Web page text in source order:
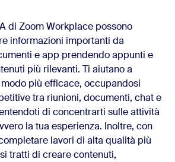
di Zoom Workplace possono
informazioni importanti da
e app prendendo appunti e
più rilevanti. Ti aiutano a
più efficace, occupandosi
tra riunioni, documenti, chat e
di concentrarti sulle attività
la tua esperienza. Inoltre, con
lavori di alta qualità più
tratti di creare contenuti,